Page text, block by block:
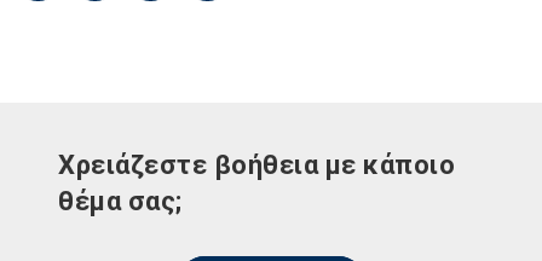
Χρειάζεστε βοήθεια με κάποιο
θέμα σας;